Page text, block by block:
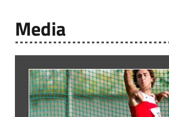
Media